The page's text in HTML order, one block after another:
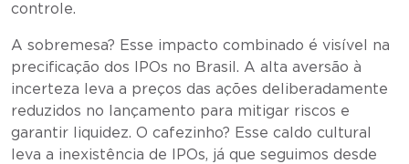
controle.
A sobremesa? Esse impacto combinado é visível na
precificação dos IPOs no Brasil. A alta aversão à
incerteza leva a preços das ações deliberadamente
reduzidos no lançamento para mitigar riscos e
garantir liquidez. O cafezinho? Esse caldo cultural
leva a inexistência de IPOs, já que seguimos desde